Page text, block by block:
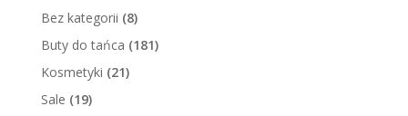
Bez kategorii (8)
Buty do tańca (181)
Kosmetyki (21)
Sale (19)